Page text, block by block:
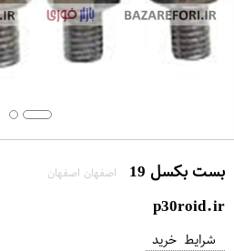
بست بکسل 19 اصفهان اصفهان
p30roid.ir
شرایط خرید